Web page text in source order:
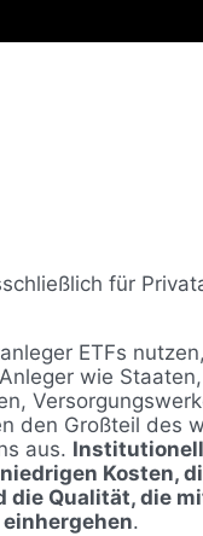
für
ETFs
wie Staaten,
den Großteil des
aus.
Kosten,
die Qualität, die
.